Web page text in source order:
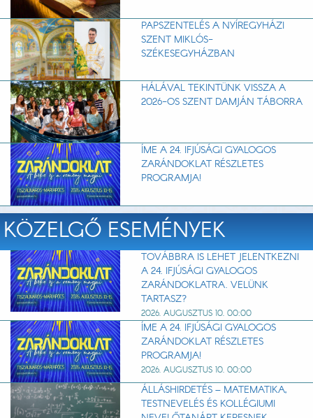
PAPSZENTELÉS A NYÍREGYHÁZI
SZENT MIKLÓS-
SZÉKESEGYHÁZBAN
HÁLÁVAL TEKINTÜNK VISSZA A
2026-OS SZENT DAMJÁN TÁBORRA
ÍME A 24. IFJÚSÁGI GYALOGOS
ZARÁNDOKLAT RÉSZLETES
PROGRAMJA!
KÖZELGŐ ESEMÉNYEK
TOVÁBBRA IS LEHET JELENTKEZNI
A 24. IFJÚSÁGI GYALOGOS
ZARÁNDOKLATRA. VELÜNK
TARTASZ?
2026. AUGUSZTUS 10. 00:00
ÍME A 24. IFJÚSÁGI GYALOGOS
ZARÁNDOKLAT RÉSZLETES
PROGRAMJA!
2026. AUGUSZTUS 10. 00:00
ÁLLÁSHIRDETÉS – MATEMATIKA,
TESTNEVELÉS ÉS KOLLÉGIUMI